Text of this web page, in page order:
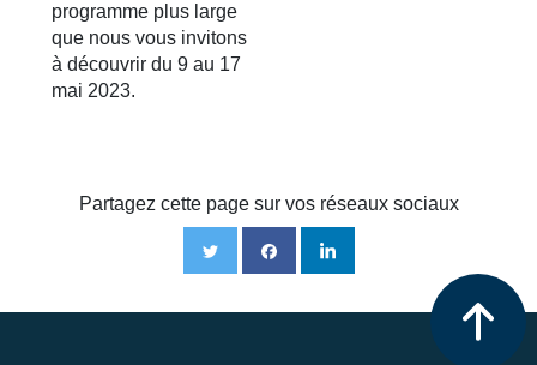
programme plus large
que nous vous invitons
à découvrir du 9 au 17
mai 2023.
Partagez cette page sur vos réseaux sociaux